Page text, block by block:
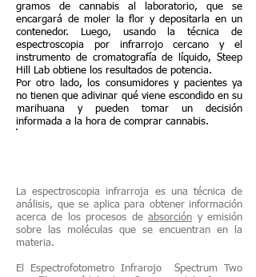
gramos de cannabis al laboratorio, que se
encargará de moler la flor y depositarla en un
contenedor. Luego, usando la técnica de
espectroscopia por infrarrojo cercano y el
instrumento de cromatografía de líquido, Steep
Hill Lab obtiene los resultados de potencia.
Por otro lado, los consumidores y pacientes ya
no tienen que adivinar qué viene escondido en su
marihuana y pueden tomar un decisión
informada a la hora de comprar cannabis.
La espectroscopia infrarroja es una técnica de
análisis, que se aplica para obtener información
acerca de los procesos deabsorción y emisión
sobre las moléculas que se encuentran en la
materia.
El Espectrofotometro Infrarojo Spectrum Two